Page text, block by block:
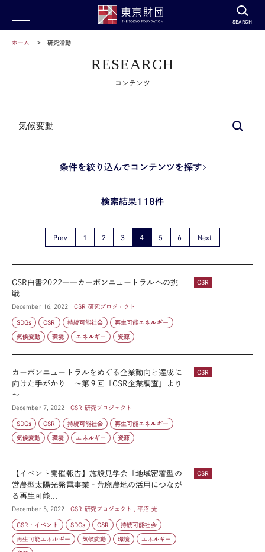
SEARCH
ホーム 研究活動
RESEARCH
コンテンツ
条件を絞り込んでコンテンツを探す
検索結果118件
Prev 1 2 3 4 5 6 Next
CSR
CSR白書2022――カーボンニュートラルへの挑
戦
December 16, 2022 CSR 研究プロジェクト
SDGs CSR 持続可能社会 再生可能エネルギー
気候変動 環境 エネルギー 資源
CSR
カーボンニュートラルをめぐる企業動向と達成に
向けた手がかり ～第９回「CSR企業調査」より
～
December 7, 2022 CSR 研究プロジェクト
SDGs CSR 持続可能社会 再生可能エネルギー
気候変動 環境 エネルギー 資源
CSR
【イベント開催報告】施設見学会「地域密着型の
営農型太陽光発電事業‐荒廃農地の活用につなが
る再生可能...
December 5, 2022 CSR 研究プロジェクト , 平沼 光
CSR・イベント SDGs CSR 持続可能社会
再生可能エネルギー 気候変動 環境 エネルギー